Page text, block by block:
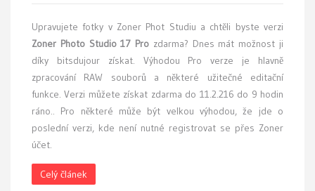
Upravujete fotky v Zoner Phot Studiu a chtěli byste verzi
Zoner Photo Studio 17 Pro zdarma? Dnes mát možnost ji
díky bitsdujour získat. Výhodou Pro verze je hlavně
zpracování RAW souborů a některé užitečné editační
funkce. Verzi můžete získat zdarma do 11.2.216 do 9 hodin
ráno.. Pro některé může být velkou výhodou, že jde o
poslední verzi, kde není nutné registrovat se přes Zoner
účet.
Celý článek